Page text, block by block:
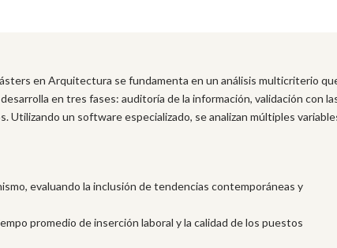
en Arquitectura se fundamenta en un análisis multicriterio
en tres fases: auditoría de la información, validación con
un software especializado, se analizan múltiples
evaluando la inclusión de tendencias contemporáneas y
promedio de inserción laboral y la calidad de los puestos